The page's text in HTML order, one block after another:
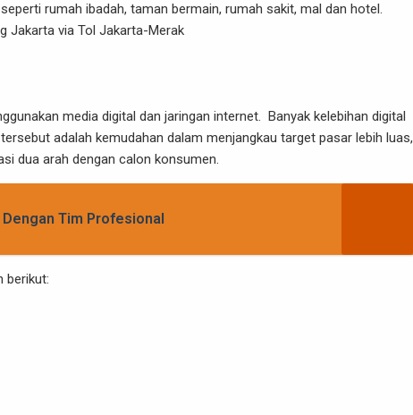
rumah ibadah, taman bermain, rumah sakit, mal dan hotel.
Jakarta via Tol Jakarta-Merak
media digital dan jaringan internet. Banyak kelebihan digital
adalah kemudahan dalam menjangkau target pasar lebih luas,
dua arah dengan calon konsumen.
Tim Profesional
berikut: